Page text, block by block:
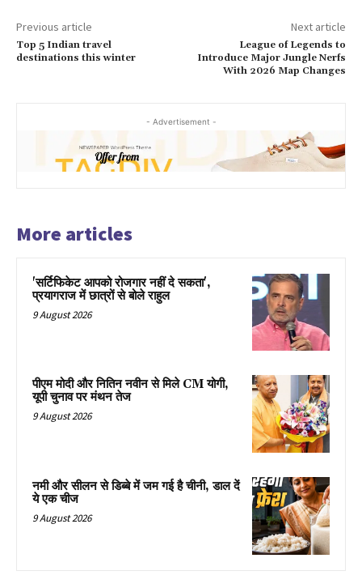
Previous article
Top 5 Indian travel
destinations this winter
Next article
League of Legends to
Introduce Major Jungle Nerfs
With 2026 Map Changes
- Advertisement -
More articles
'सर्टिफिकेट आपको रोजगार नहीं दे सकता',
प्रयागराज में छात्रों से बोले राहुल
9 August 2026
पीएम मोदी और नितिन नवीन से मिले CM योगी,
यूपी चुनाव पर मंथन तेज
9 August 2026
नमी और सीलन से डिब्बे में जम गई है चीनी, डाल दें
ये एक चीज
9 August 2026